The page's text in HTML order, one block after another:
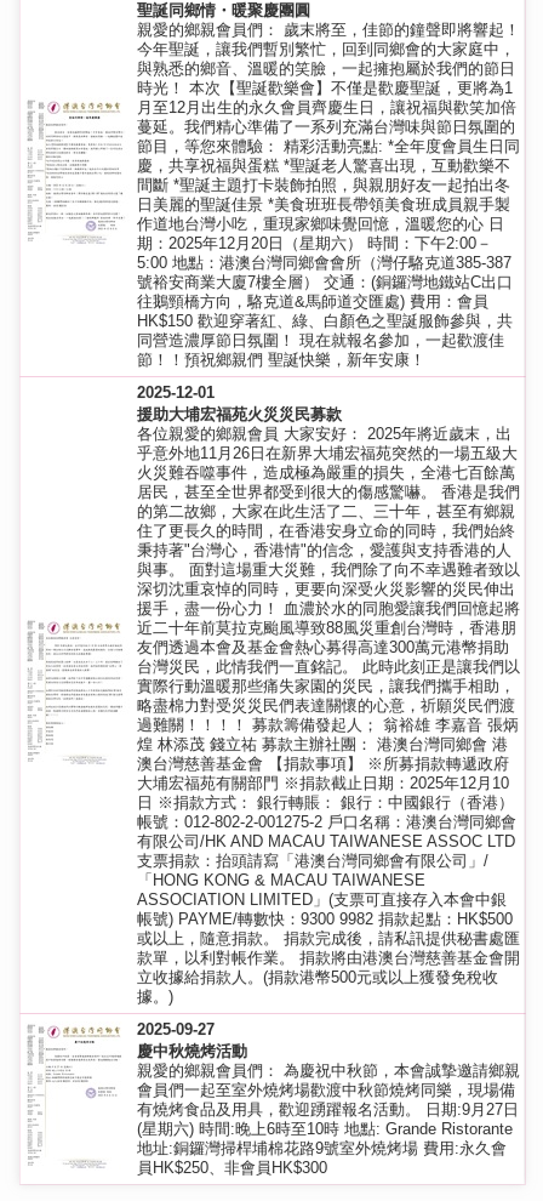
聖誕同鄉情・暖聚慶團圓
親愛的鄉親會員們： 歲末將至，佳節的鐘聲即將響起！
今年聖誕，讓我們暫別繁忙，回到同鄉會的大家庭中，
與熟悉的鄉音、溫暖的笑臉，一起擁抱屬於我們的節日
時光！ 本次【聖誕歡樂會】不僅是歡慶聖誕，更將為1
月至12月出生的永久會員齊慶生日，讓祝福與歡笑加倍
蔓延。我們精心準備了一系列充滿台灣味與節日氛圍的
節目，等您來體驗： 精彩活動亮點: *全年度會員生日同
慶，共享祝福與蛋糕 *聖誕老人驚喜出現，互動歡樂不
間斷 *聖誕主題打卡裝飾拍照，與親朋好友一起拍出冬
日美麗的聖誕佳景 *美食班班長帶領美食班成員親手製
作道地台灣小吃，重現家鄉味覺回憶，溫暖您的心 日
期：2025年12月20日（星期六） 時間：下午2:00－
5:00 地點：港澳台灣同鄉會會所（灣仔駱克道385-387
號裕安商業大廈7樓全層） 交通：(銅鑼灣地鐵站C出口
往鵝頸橋方向，駱克道&馬師道交匯處) 費用：會員
HK$150 歡迎穿著紅、綠、白顏色之聖誕服飾參與，共
同營造濃厚節日氛圍！ 現在就報名參加，一起歡渡佳
節！！預祝鄉親們 聖誕快樂，新年安康！
2025-12-01
援助大埔宏福苑火災災民募款
各位親愛的鄉親會員 大家安好： 2025年將近歲末，出
乎意外地11月26日在新界大埔宏福苑突然的一場五級大
火災難吞噬事件，造成極為嚴重的損失，全港七百餘萬
居民，甚至全世界都受到很大的傷感驚嚇。 香港是我們
的第二故鄉，大家在此生活了二、三十年，甚至有鄉親
住了更長久的時間，在香港安身立命的同時，我們始終
秉持著"台灣心，香港情"的信念，愛護與支持香港的人
與事。 面對這場重大災難，我們除了向不幸遇難者致以
深切沈重哀悼的同時，更要向深受火災影響的災民伸出
援手，盡一份心力！ 血濃於水的同胞愛讓我們回憶起將
近二十年前莫拉克颱風導致88風災重創台灣時，香港朋
友們透過本會及基金會熱心募得高達300萬元港幣捐助
台灣災民，此情我們一直銘記。 此時此刻正是讓我們以
實際行動溫暖那些痛失家園的災民，讓我們攜手相助，
略盡棉力對受災災民們表達關懷的心意，祈願災民們渡
過難關！！！！ 募款籌備發起人； 翁裕雄 李嘉音 張炳
煌 林添茂 錢立祐 募款主辦社團： 港澳台灣同鄉會 港
澳台灣慈善基金會 【捐款事項】 ※所募捐款轉遞政府
大埔宏福苑有關部門 ※捐款截止日期：2025年12月10
日 ※捐款方式： 銀行轉賬： 銀行：中國銀行（香港）
帳號：012-802-2-001275-2 戶口名稱：港澳台灣同鄉會
有限公司/HK AND MACAU TAIWANESE ASSOC LTD
支票捐款：抬頭請寫「港澳台灣同鄉會有限公司」/
「HONG KONG & MACAU TAIWANESE
ASSOCIATION LIMITED」(支票可直接存入本會中銀
帳號) PAYME/轉數快：9300 9982 捐款起點：HK$500
或以上，隨意捐款。 捐款完成後，請私訊提供秘書處匯
款單，以利對帳作業。 捐款將由港澳台灣慈善基金會開
立收據給捐款人。(捐款港幣500元或以上獲發免稅收
據。)
2025-09-27
慶中秋燒烤活動
親愛的鄉親會員們： 為慶祝中秋節，本會誠摯邀請鄉親
會員們一起至室外燒烤場歡渡中秋節燒烤同樂，現場備
有燒烤食品及用具，歡迎踴躍報名活動。 日期:9月27日
(星期六) 時間:晚上6時至10時 地點: Grande Ristorante
地址:銅鑼灣掃桿埔棉花路9號室外燒烤場 費用:永久會
員HK$250、非會員HK$300